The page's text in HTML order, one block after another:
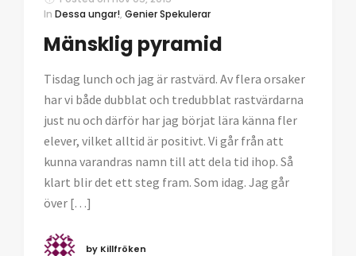
In Dessa ungar!, Genier Spekulerar
Mänsklig pyramid
Tisdag lunch och jag är rastvärd. Av flera orsaker
har vi både dubblat och tredubblat rastvärdarna
just nu och därför har jag börjat lära känna fler
elever, vilket alltid är positivt. Vi går från att
kunna varandras namn till att dela tid ihop. Så
klart blir det ett steg fram. Som idag. Jag går
över […]
by Killfröken